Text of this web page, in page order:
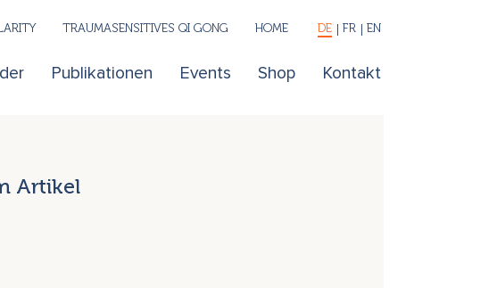
Publikationen Events Shop Kontakt
TRAUMASENSITIVES QI GONG HOME DE FR EN
Artikel